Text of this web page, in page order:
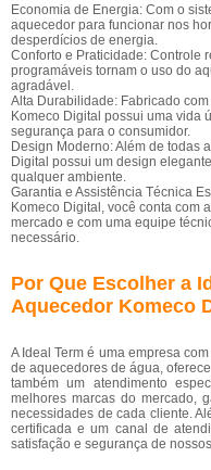
Economia de Energia: Com o
aquecedor para funcionar nos
desperdícios de energia.
Conforto e Praticidade: Controle
programáveis tornam o uso do
agradável.
Alta Durabilidade: Fabricado
Komeco Digital possui uma vida
segurança para o consumidor.
Design Moderno: Além de todas
Digital possui um design
qualquer ambiente.
Garantia e Assistência Técnica
Komeco Digital, você conta com
mercado e com uma equipe
necessário.
Por Que Escolher a
Aquecedor Komeco
A Ideal Term é uma empresa
de aquecedores de água,
também um atendimento
melhores marcas do mercado,
necessidades de cada cliente.
certificada e um canal de
satisfação e segurança de